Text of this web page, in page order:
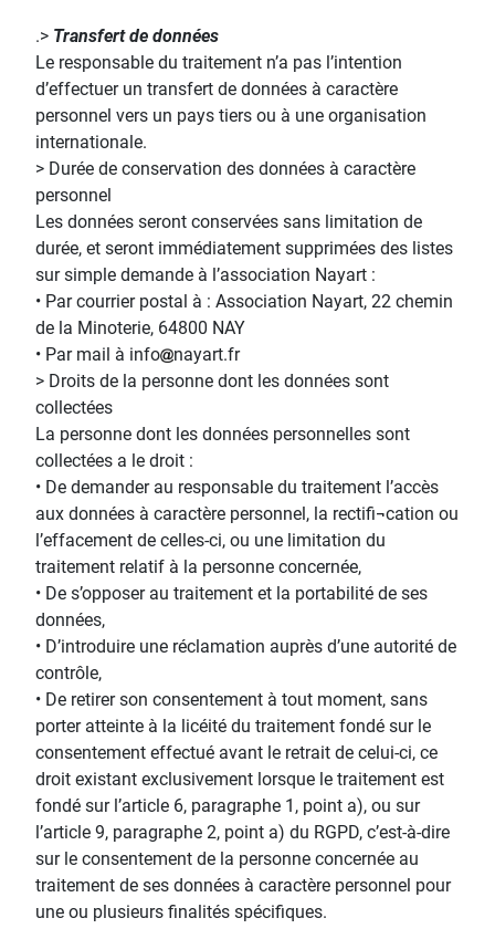
.> Transfert de données
Le responsable du traitement n’a pas l’intention
d’effectuer un transfert de données à caractère
personnel vers un pays tiers ou à une organisation
internationale.
> Durée de conservation des données à caractère
personnel
Les données seront conservées sans limitation de
durée, et seront immédiatement supprimées des listes
sur simple demande à l’association Nayart :
• Par courrier postal à : Association Nayart, 22 chemin
de la Minoterie, 64800 NAY
• Par mail à info
nayart.fr
> Droits de la personne dont les données sont
collectées
La personne dont les données personnelles sont
collectées a le droit :
• De demander au responsable du traitement l’accès
aux données à caractère personnel, la rectifi¬cation ou
l’effacement de celles-ci, ou une limitation du
traitement relatif à la personne concernée,
• De s’opposer au traitement et la portabilité de ses
données,
• D’introduire une réclamation auprès d’une autorité de
contrôle,
• De retirer son consentement à tout moment, sans
porter atteinte à la licéité du traitement fondé sur le
consentement effectué avant le retrait de celui-ci, ce
droit existant exclusivement lorsque le traitement est
fondé sur l’article 6, paragraphe 1, point a), ou sur
l’article 9, paragraphe 2, point a) du RGPD, c’est-à-dire
sur le consentement de la personne concernée au
traitement de ses données à caractère personnel pour
une ou plusieurs finalités spécifiques.